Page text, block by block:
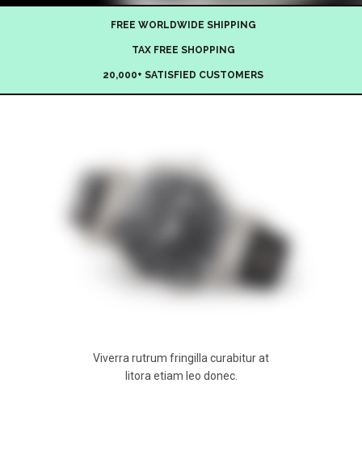
FREE WORLDWIDE SHIPPING
TAX FREE SHOPPING
20,000+ SATISFIED CUSTOMERS
Viverra rutrum fringilla curabitur at
litora etiam leo donec.